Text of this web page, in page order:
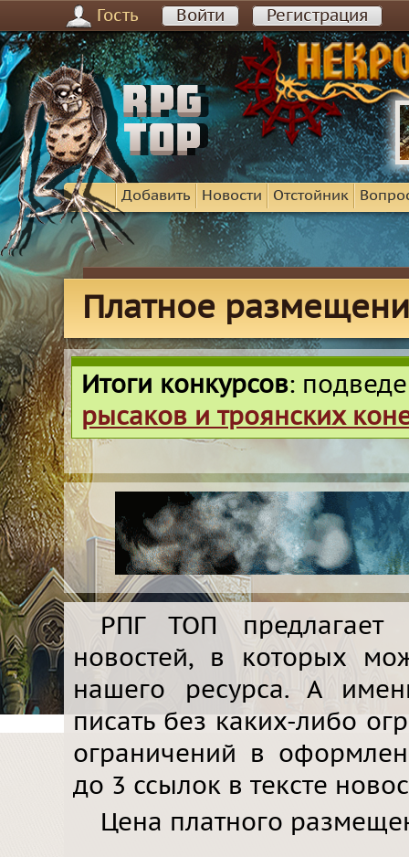
Гость Войти Регистрация
Добавить Новости Отстойник
Платное
Итоги конкурсов:
рысаков и троянских
РПГ ТОП предлагает
новостей, в которых
нашего ресурса. А
писать без каких-либо
ограничений в
до 3 ссылок в тексте
Цена платного